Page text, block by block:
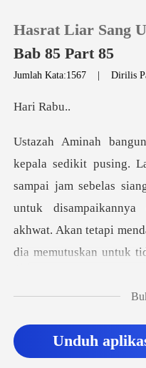
Pengisian Ulang
Riwayat Membaca
Keluar
Hasrat Liar Sang
Bab 85 Part 85
Jumlah Kata:1567 |Dirilis
i R
sebelas
untuk
akhwat. Akan tetapi me
Unduh